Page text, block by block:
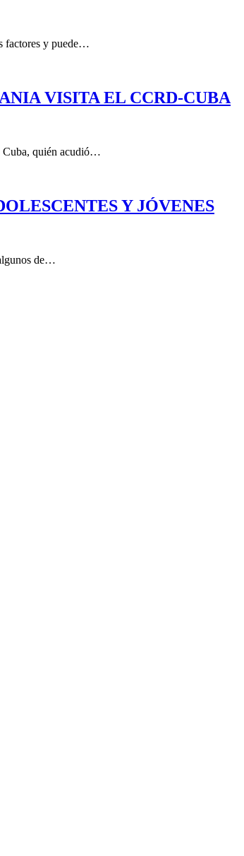
factores y puede…
VISITA EL CCRD-CUBA
Cuba, quién acudió…
Y JÓVENES
de…